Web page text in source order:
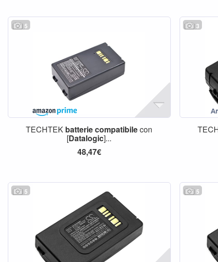
5
TECHTEK batteriecompatibilecon
[Datalogic]...
48,47€
3
5 5